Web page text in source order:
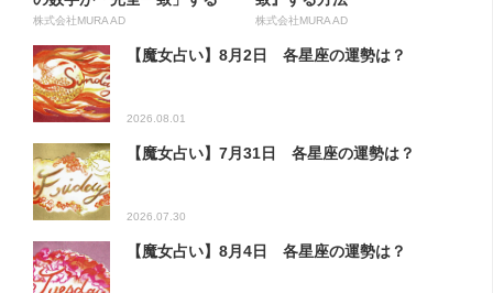
方...
株式会社MURA AD 株式会社MURA AD
【魔女占い】8月2日 各星座の運勢は？
2026.08.01
【魔女占い】7月31日 各星座の運勢は？
2026.07.30
【魔女占い】8月4日 各星座の運勢は？